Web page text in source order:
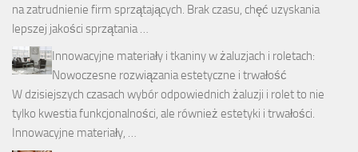
na zatrudnienie firm sprzątających. Brak czasu, chęć uzyskania
lepszej jakości sprzątania …
Innowacyjne materiały i tkaniny w żaluzjach i roletach:
Nowoczesne rozwiązania estetyczne i trwałość
W dzisiejszych czasach wybór odpowiednich żaluzji i rolet to nie
tylko kwestia funkcjonalności, ale również estetyki i trwałości.
Innowacyjne materiały, …